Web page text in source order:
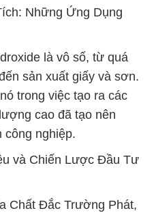
Những Ứng Dụng
là vô số, từ quá
sản xuất giấy và sơn.
trong việc tạo ra các
cao đã tạo nên
công nghiệp.
và Chiến Lược Đầu Tư
Chất Đắc Trường Phát,